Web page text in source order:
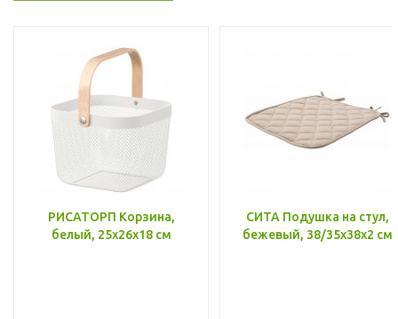
РИСАТОРП Корзина,
белый, 25x26x18 см
СИТА Подушка на стул,
бежевый, 38/35x38x2 см